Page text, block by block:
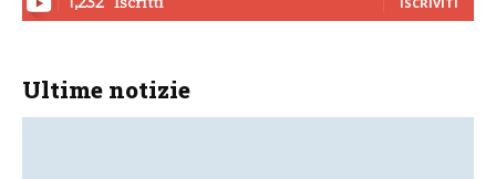
Ultime notizie